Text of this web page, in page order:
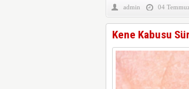
admin 04
Kene Kabusu